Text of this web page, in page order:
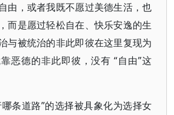
由，或者我既不愿过美德生活，也
而是愿过轻松自在、快乐安逸的生
与被统治的非此即彼在这里复现为
恶德的非此即彼，没有 “自由”这
条道路”的选择被具象化为选择女